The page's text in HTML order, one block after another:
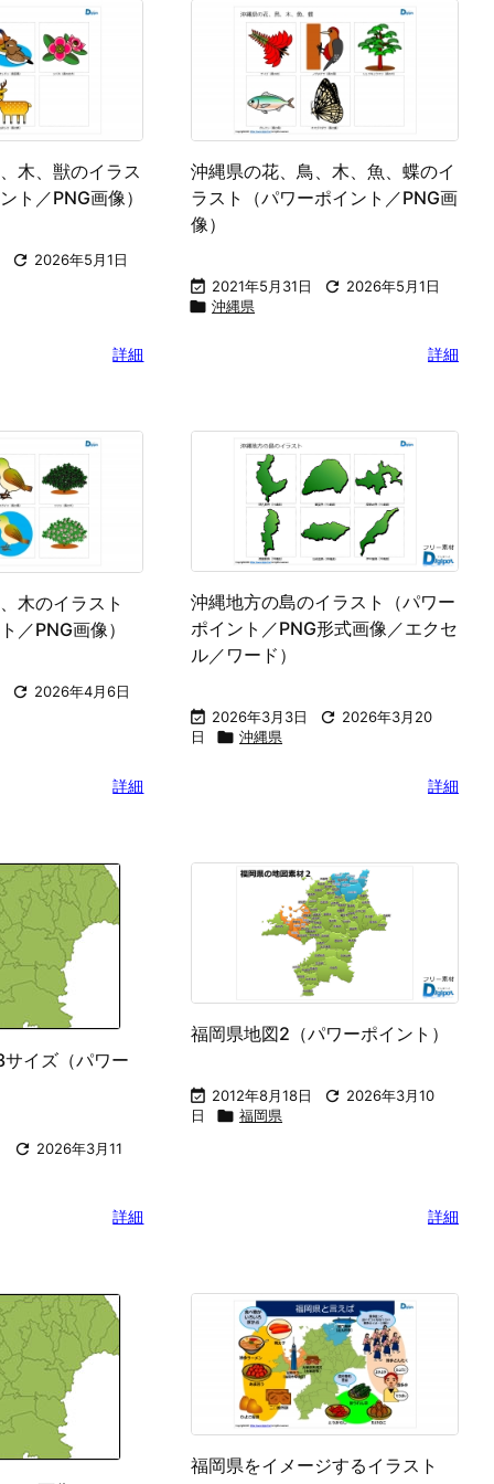
木、獣のイラス
ト／PNG画像）
 2026年5月1日
詳細
沖縄県の花、鳥、木、魚、蝶のイ
ラスト（パワーポイント／PNG画
像）
 2021年5月31日  2026年5月1日
 沖縄県
詳細
木のイラスト
／PNG画像）
 2026年4月6日
詳細
沖縄地方の島のイラスト（パワー
ポイント／PNG形式画像／エクセ
ル／ワード）
 2026年3月3日  2026年3月20
日
 沖縄県
詳細
イズ（パワー
 2026年3月11
詳細
福岡県地図2（パワーポイント）
 2012年8月18日  2026年3月10
日
 福岡県
詳細
福岡県をイメージするイラスト